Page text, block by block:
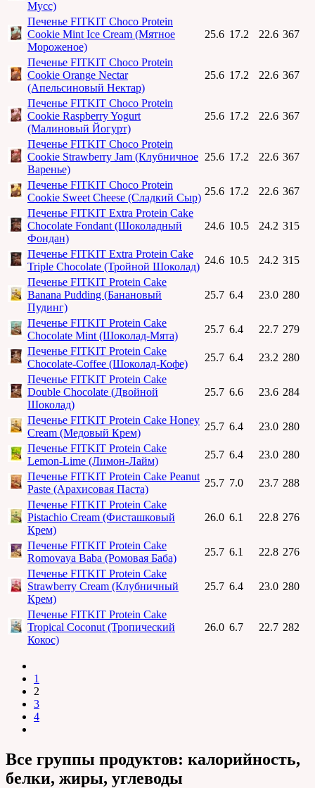
Мусс)
Печенье FITKIT Choco Protein
Cookie Mint Ice Cream (Мятное
Мороженое)
25.6 17.2 22.6 367
Печенье FITKIT Choco Protein
Cookie Orange Nectar
(Апельсиновый Нектар)
25.6 17.2 22.6 367
Печенье FITKIT Choco Protein
Cookie Raspberry Yogurt
(Малиновый Йогурт)
25.6 17.2 22.6 367
Печенье FITKIT Choco Protein
Cookie Strawberry Jam (Клубничное
Варенье)
25.6 17.2 22.6 367
Печенье FITKIT Choco Protein
Cookie Sweet Cheese (Сладкий Сыр)
25.6 17.2 22.6 367
Печенье FITKIT Extra Protein Cake
Chocolate Fondant (Шоколадный
Фондан)
24.6 10.5 24.2 315
Печенье FITKIT Extra Protein Cake
Triple Chocolate (Тройной Шоколад)
24.6 10.5 24.2 315
Печенье FITKIT Protein Cake
Banana Pudding (Банановый
Пудинг)
25.7 6.4 23.0 280
Печенье FITKIT Protein Cake
Chocolate Mint (Шоколад-Мята)
25.7 6.4 22.7 279
Печенье FITKIT Protein Cake
Chocolate-Coffee (Шоколад-Кофе)
25.7 6.4 23.2 280
Печенье FITKIT Protein Cake
Double Chocolate (Двойной
Шоколад)
25.7 6.6 23.6 284
Печенье FITKIT Protein Cake Honey
Cream (Медовый Крем)
25.7 6.4 23.0 280
Печенье FITKIT Protein Cake
Lemon-Lime (Лимон-Лайм)
25.7 6.4 23.0 280
Печенье FITKIT Protein Cake Peanut
Paste (Арахисовая Паста)
25.7 7.0 23.7 288
Печенье FITKIT Protein Cake
Pistachio Cream (Фисташковый
Крем)
26.0 6.1 22.8 276
Печенье FITKIT Protein Cake
Romovaya Baba (Ромовая Баба)
25.7 6.1 22.8 276
Печенье FITKIT Protein Cake
Strawberry Cream (Клубничный
Крем)
25.7 6.4 23.0 280
Печенье FITKIT Protein Cake
Tropical Coconut (Тропический
Кокос)
26.0 6.7 22.7 282
1
2
3
4
Все группы продуктов: калорийность,
белки, жиры, углеводы